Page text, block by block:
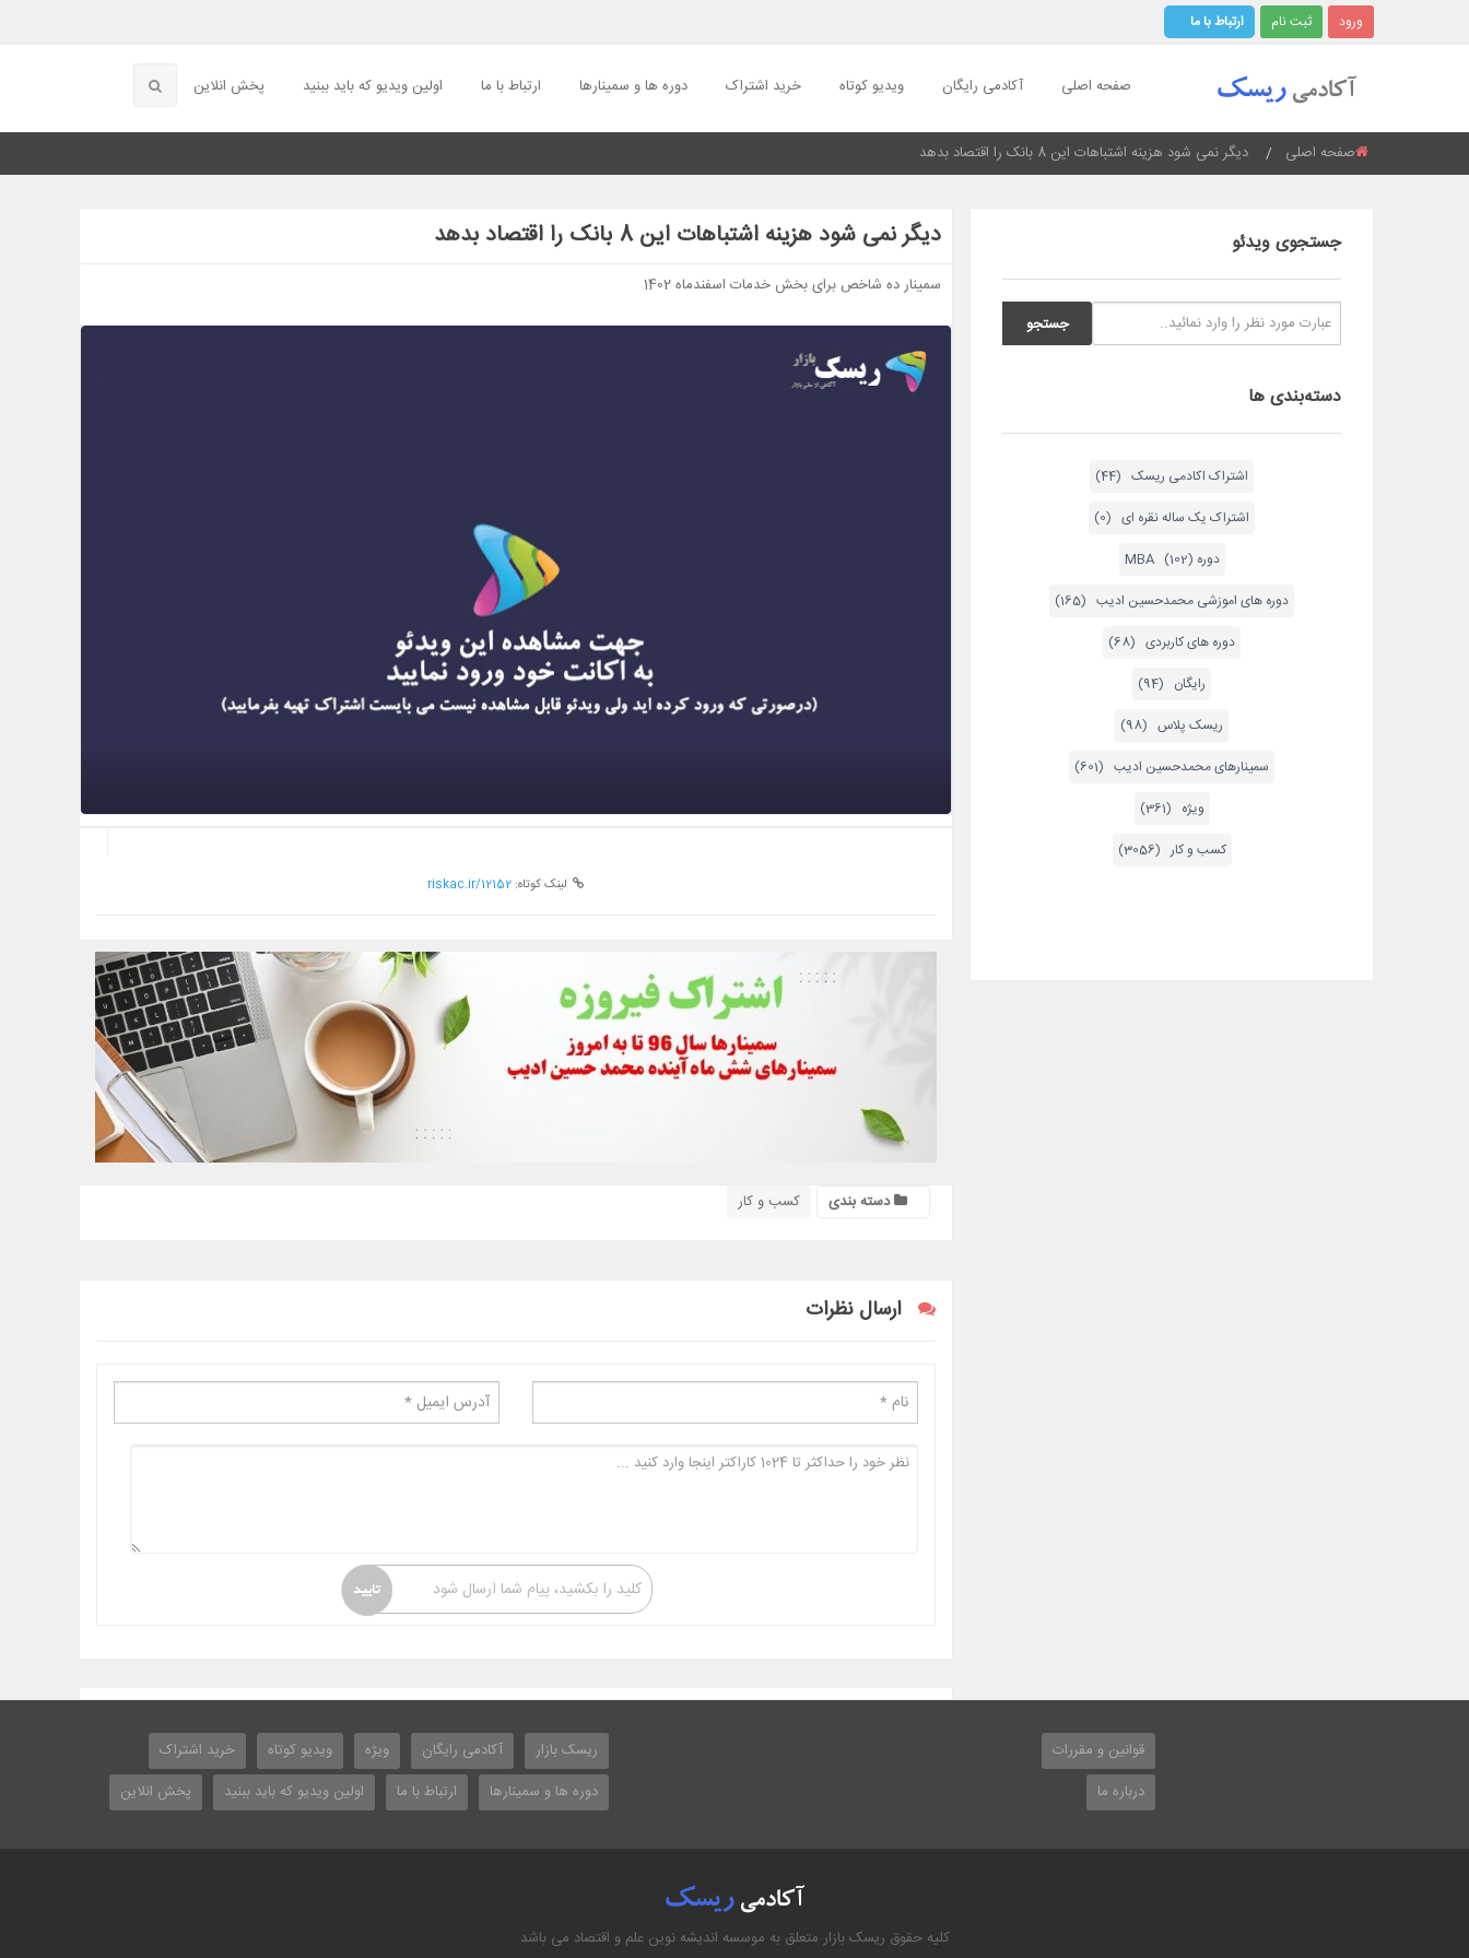
ورود ثبت نام ارتباط با ما
صفحه اصلی آکادمی رایگان ویدیو کوتاه خرید اشتراک دوره ها و سمینارها ارتباط با ما اولین ویدیو که باید ببنید پخش انلاین
Current:
دیگر نمی شود هزینه اشتباهات این 8 بانک را اقتصاد بدهد صفحه اصلی
دیگر نمی شود هزینه اشتباهات این 8 بانک را اقتصاد بدهد
سمینار ده شاخص برای بخش خدمات اسفندماه 1402
لینک کوتاه:riskac.ir/12152
دسته بندی کسب و کار
ارسال نظرات
کلید را بکشید، پیام شما ارسال شود
جستجوی ویدئو
دسته‌بندی ها
اشتراک اکادمی ریسک (44)
اشتراک یک ساله نقره ای (0)
دوره MBA (102)
دوره های اموزشی محمدحسین ادیب (165)
دوره های کاربردی (68)
رایگان (94)
ریسک پلاس (98)
سمینارهای محمدحسین ادیب (601)
ویژه (361)
کسب و کار (3056)
ریسک بازار آکادمی رایگان ویژه ویدیو کوتاه
خرید اشتراک
دوره ها و سمینارها
ارتباط با ما اولین ویدیو که باید ببنید پخش انلاین
قوانین و مقررات
درباره ما
کلیه حقوق ریسک بازار متعلق به موسسه اندیشه نوین علم و اقتصاد می باشد